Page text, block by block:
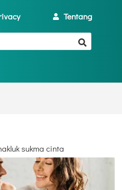
Tentang
sukma cinta